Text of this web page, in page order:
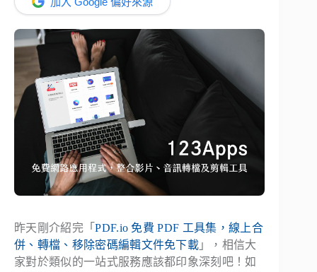
昨天剛介紹完「PDF.io 免費 PDF 工具集，線上合
併、轉檔、移除密碼編輯文件免下載 」，相信大
家對於類似的一站式服務應該都印象深刻吧！如